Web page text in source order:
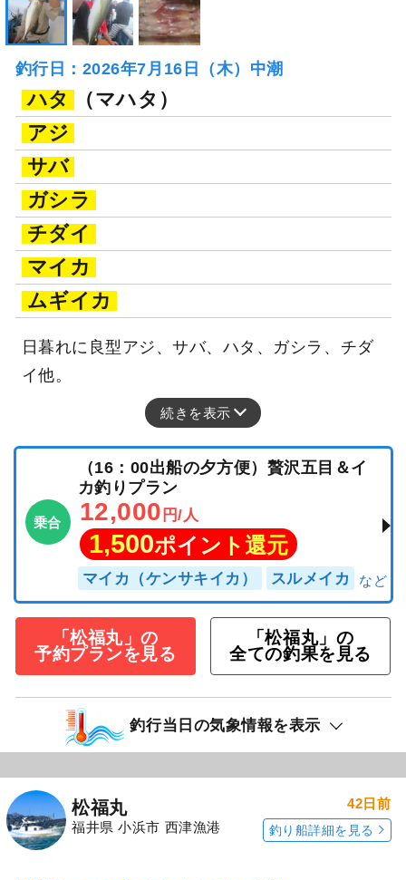
釣行日：2026年7月16日（木）中潮
ハタ
（マハタ）
アジ
サバ
ガシラ
チダイ
マイカ
ムギイカ
日暮れに良型アジ、サバ、ハタ、ガシラ、チダ
イ他。
続きを表示
乗合
（16：00出船の夕方便）贅沢五目＆イ
カ釣りプラン
12,000 円/人
1,500ポイント還元
マイカ（ケンサキイカ） スルメイカ
「松福丸」の
予約プランを見る
「松福丸」の
全ての釣果を見る
釣行当日の気象情報を表示
松福丸
福井県 小浜市 西津漁港
42日前
釣り船詳細を見る